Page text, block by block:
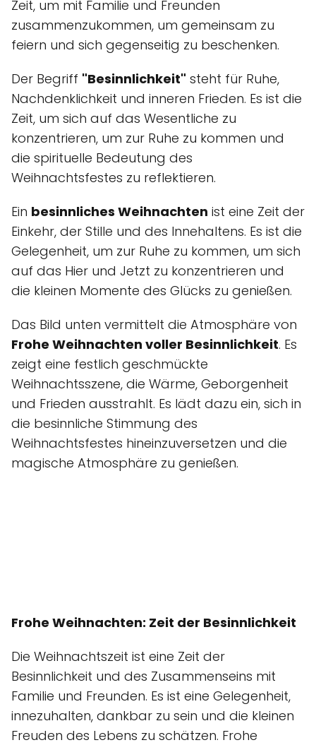
Zeit, um mit Familie und Freunden
zusammenzukommen, um gemeinsam zu
feiern und sich gegenseitig zu beschenken.
Der Begriff "Besinnlichkeit" steht für Ruhe,
Nachdenklichkeit und inneren Frieden. Es ist die
Zeit, um sich auf das Wesentliche zu
konzentrieren, um zur Ruhe zu kommen und
die spirituelle Bedeutung des
Weihnachtsfestes zu reflektieren.
Ein besinnliches Weihnachten ist eine Zeit der
Einkehr, der Stille und des Innehaltens. Es ist die
Gelegenheit, um zur Ruhe zu kommen, um sich
auf das Hier und Jetzt zu konzentrieren und
die kleinen Momente des Glücks zu genießen.
Das Bild unten vermittelt die Atmosphäre von
Frohe Weihnachten voller Besinnlichkeit. Es
zeigt eine festlich geschmückte
Weihnachtsszene, die Wärme, Geborgenheit
und Frieden ausstrahlt. Es lädt dazu ein, sich in
die besinnliche Stimmung des
Weihnachtsfestes hineinzuversetzen und die
magische Atmosphäre zu genießen.
Frohe Weihnachten: Zeit der Besinnlichkeit
Die Weihnachtszeit ist eine Zeit der
Besinnlichkeit und des Zusammenseins mit
Familie und Freunden. Es ist eine Gelegenheit,
innezuhalten, dankbar zu sein und die kleinen
Freuden des Lebens zu schätzen. Frohe